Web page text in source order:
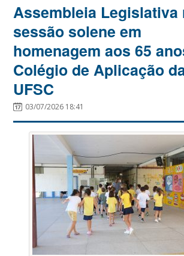
Assembleia Legislativa
sessão solene em
homenagem aos 65
Colégio de Aplicação
UFSC
03/07/2026 18:41